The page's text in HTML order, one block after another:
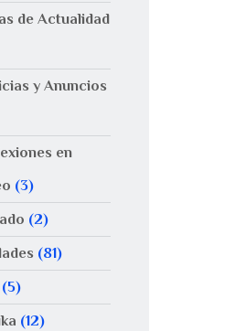
de Actualidad
y Anuncios
en
(3)
(2)
(81)
(12)